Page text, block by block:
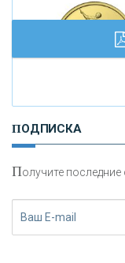
И
сохранения и
ПОДПИСКА
Получите